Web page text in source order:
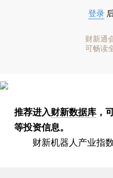
登录
财新通
可畅读
推荐进入财新数据库 ，
等投资信息。
财新机器人产业指数